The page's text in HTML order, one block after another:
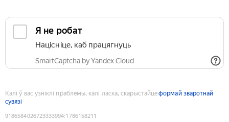
Я не робат
Націсніце, каб працягнуць
SmartCaptcha by Yandex Cloud
Калі ў вас узніклі праблемы, калі ласка, скарыстайцеформай зваротнай
сувязі
9186584026723333994:1786158211